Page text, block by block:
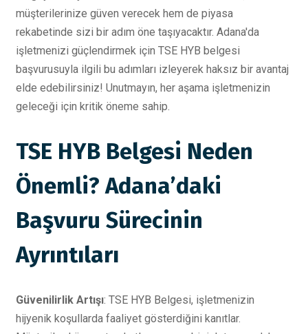
müşterilerinize güven verecek hem de piyasa
rekabetinde sizi bir adım öne taşıyacaktır. Adana'da
işletmenizi güçlendirmek için TSE HYB belgesi
başvurusuyla ilgili bu adımları izleyerek haksız bir avantaj
elde edebilirsiniz! Unutmayın, her aşama işletmenizin
geleceği için kritik öneme sahip.
TSE HYB Belgesi Neden
Önemli? Adana’daki
Başvuru Sürecinin
Ayrıntıları
Güvenilirlik Artışı: TSE HYB Belgesi, işletmenizin
hijyenik koşullarda faaliyet gösterdiğini kanıtlar.